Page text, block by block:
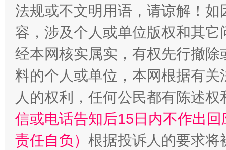
法规或不文明用语，请谅解！
容，涉及个人或单位版权和其它
经本网核实属实，有权先行撤
料的个人或单位，本网根据有
人的权利，任何公民都有陈述
信或电话告知后15日内不作出
责任自负） 根据投诉人的要求将